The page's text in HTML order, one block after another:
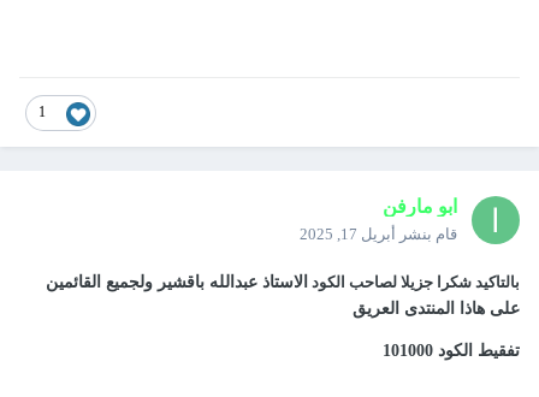
1
ابو مارفن
قام بنشر أبريل 17, 2025
بالتاكيد شكرا جزيلا لصاحب الكودالاستاذ عبدالله باقشير ولجميع القائمين
على هاذا المنتدى العريق
تفقيط الكود 101000